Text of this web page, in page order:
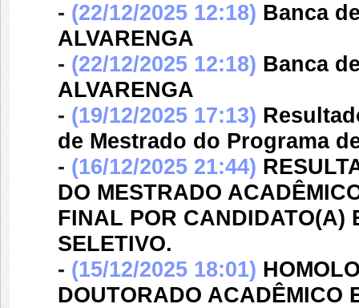
- (22/12/2025 12:18) Banca
ALVARENGA
- (22/12/2025 12:18) Banca
ALVARENGA
- (19/12/2025 17:13)
de Mestrado do Programa
- (16/12/2025 21:44)
DO MESTRADO
FINAL POR CANDIDATO(A)
SELETIVO.
- (15/12/2025 18:01)
DOUTORADO ACADÊMICO